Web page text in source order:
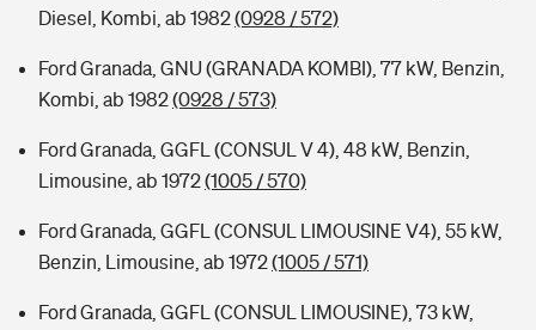
Diesel, Kombi, ab 1982(0928 / 572)
Ford Granada, GNU (GRANADA KOMBI), 77 kW, Benzin,
Kombi, ab 1982(0928 / 573)
Ford Granada, GGFL (CONSUL V 4), 48 kW, Benzin,
Limousine, ab 1972(1005 / 570)
Ford Granada, GGFL (CONSUL LIMOUSINE V4), 55 kW,
Benzin, Limousine, ab 1972(1005 / 571)
Ford Granada, GGFL (CONSUL LIMOUSINE), 73 kW,